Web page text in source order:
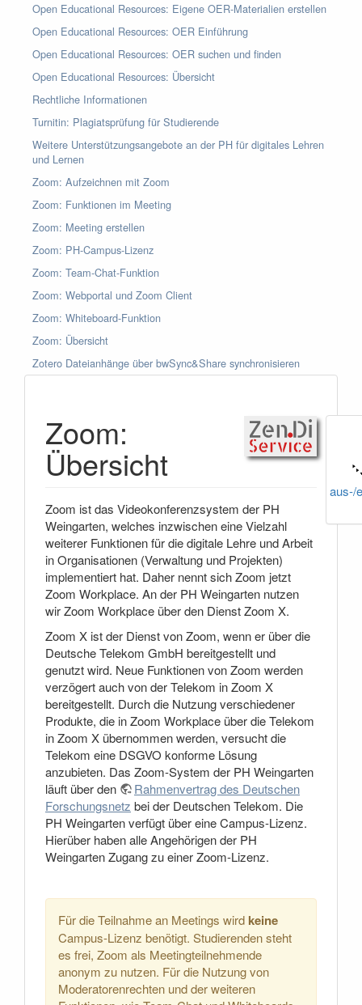
Open Educational Resources: Eigene OER-Materialien erstellen
Open Educational Resources: OER Einführung
Open Educational Resources: OER suchen und finden
Open Educational Resources: Übersicht
Rechtliche Informationen
Turnitin: Plagiatsprüfung für Studierende
Weitere Unterstützungsangebote an der PH für digitales Lehren
und Lernen
Zoom: Aufzeichnen mit Zoom
Zoom: Funktionen im Meeting
Zoom: Meeting erstellen
Zoom: PH-Campus-Lizenz
Zoom: Team-Chat-Funktion
Zoom: Webportal und Zoom Client
Zoom: Whiteboard-Funktion
Zoom: Übersicht
Zotero Dateianhänge über bwSync&Share synchronisieren
aus-/
Zoom:
Übersicht
Zoom ist das Videokonferenzsystem der PH
Weingarten, welches inzwischen eine Vielzahl
weiterer Funktionen für die digitale Lehre und Arbeit
in Organisationen (Verwaltung und Projekten)
implementiert hat. Daher nennt sich Zoom jetzt
Zoom Workplace. An der PH Weingarten nutzen
wir Zoom Workplace über den Dienst Zoom X.
Zoom X ist der Dienst von Zoom, wenn er über die
Deutsche Telekom GmbH bereitgestellt und
genutzt wird. Neue Funktionen von Zoom werden
verzögert auch von der Telekom in Zoom X
bereitgestellt. Durch die Nutzung verschiedener
Produkte, die in Zoom Workplace über die Telekom
in Zoom X übernommen werden, versucht die
Telekom eine DSGVO konforme Lösung
anzubieten. Das Zoom-System der PH Weingarten
läuft über den
Rahmenvertrag des Deutschen
Forschungsnetz bei der Deutschen Telekom. Die
PH Weingarten verfügt über eine Campus-Lizenz.
Hierüber haben alle Angehörigen der PH
Weingarten Zugang zu einer Zoom-Lizenz.
Für die Teilnahme an Meetings wird keine
Campus-Lizenz benötigt. Studierenden steht
es frei, Zoom als Meetingteilnehmende
anonym zu nutzen. Für die Nutzung von
Moderatorenrechten und der weiteren